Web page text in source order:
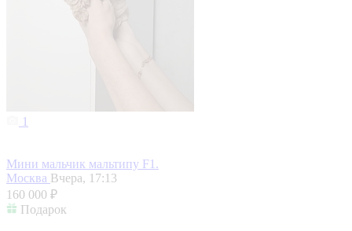
1
Мини мальчик мальтипу F1.
Москва Вчера, 17:13
160 000 ₽
Подарок